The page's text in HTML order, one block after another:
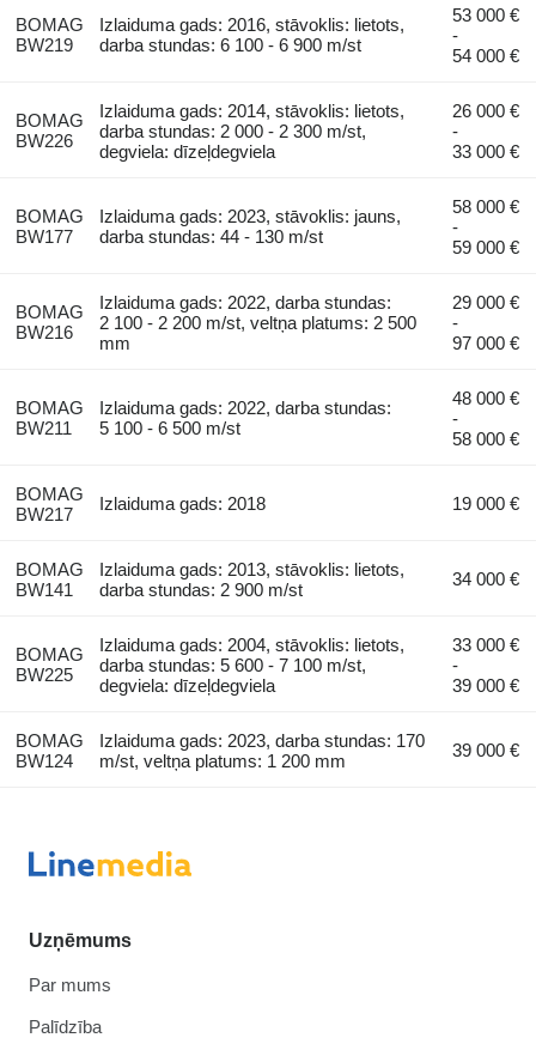
BOMAG
BW219
Izlaiduma gads: 2016, stāvoklis: lietots,
darba stundas: 6 100 - 6 900 m/st
53 000 €
-
54 000 €
BOMAG
BW226
Izlaiduma gads: 2014, stāvoklis: lietots,
darba stundas: 2 000 - 2 300 m/st,
degviela: dīzeļdegviela
26 000 €
-
33 000 €
BOMAG
BW177
Izlaiduma gads: 2023, stāvoklis: jauns,
darba stundas: 44 - 130 m/st
58 000 €
-
59 000 €
BOMAG
BW216
Izlaiduma gads: 2022, darba stundas:
2 100 - 2 200 m/st, veltņa platums: 2 500
mm
29 000 €
-
97 000 €
BOMAG
BW211
Izlaiduma gads: 2022, darba stundas:
5 100 - 6 500 m/st
48 000 €
-
58 000 €
BOMAG
BW217
Izlaiduma gads: 2018 19 000 €
BOMAG
BW141
Izlaiduma gads: 2013, stāvoklis: lietots,
darba stundas: 2 900 m/st
34 000 €
BOMAG
BW225
Izlaiduma gads: 2004, stāvoklis: lietots,
darba stundas: 5 600 - 7 100 m/st,
degviela: dīzeļdegviela
33 000 €
-
39 000 €
BOMAG
BW124
Izlaiduma gads: 2023, darba stundas: 170
m/st, veltņa platums: 1 200 mm
39 000 €
Uzņēmums
Par mums
Palīdzība